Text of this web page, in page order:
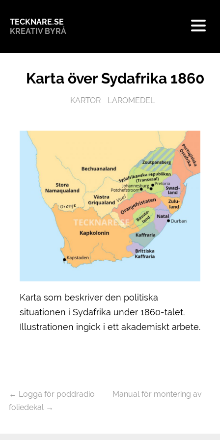
TECKNARE.SE
KREATIV BYRÅ
Karta över Sydafrika 1860
KARTOR LÄROMEDEL
Karta som beskriver den politiska
situationen i Sydafrika under 1860-talet.
Illustrationen ingick i ett akademiskt arbete.
← Logga för poddradio
Manual för montering av
foliedekal→